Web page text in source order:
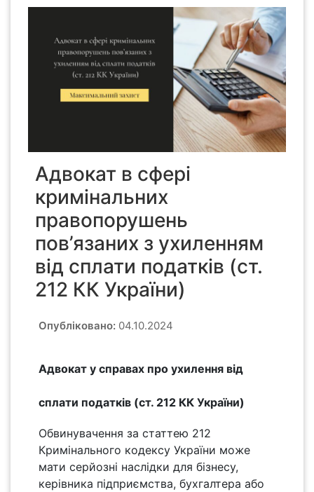
Адвокат в сфері
кримінальних
правопорушень
пов’язаних з ухиленням
від сплати податків (ст.
212 КК України)
Опубліковано: 04.10.2024
Адвокат у справах про ухилення від
сплати податків (ст. 212 КК України)
Обвинувачення за статтею 212
Кримінального кодексу України може
мати серйозні наслідки для бізнесу,
керівника підприємства, бухгалтера або